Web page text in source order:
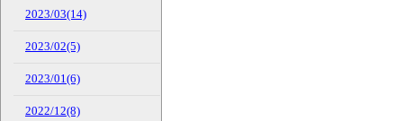
2023/03(14)
2023/02(5)
2023/01(6)
2022/12(8)